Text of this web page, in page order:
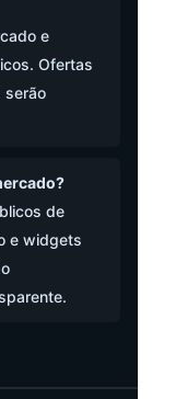
e
Ofertas
serão
de
e widgets